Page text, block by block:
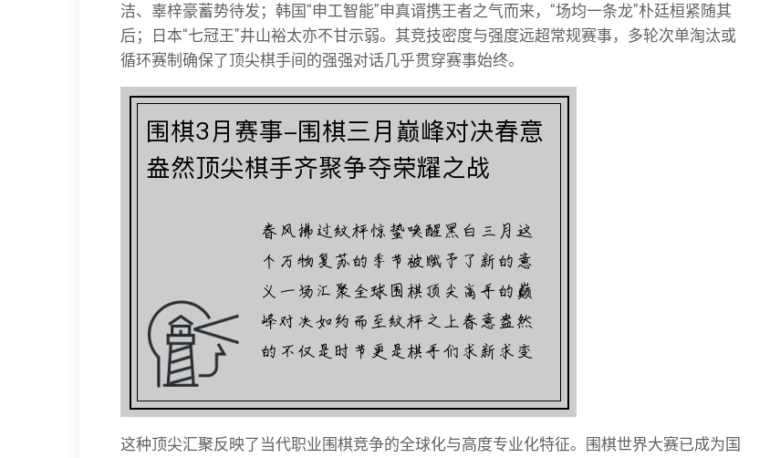
洁、辜梓豪蓄势待发；韩国“申工智能”申真谞携王者之气而来，“场均一条龙”朴廷桓紧随其
后；日本“七冠王”井山裕太亦不甘示弱。其竞技密度与强度远超常规赛事，多轮次单淘汰或
循环赛制确保了顶尖棋手间的强强对话几乎贯穿赛事始终。
这种顶尖汇聚反映了当代职业围棋竞争的全球化与高度专业化特征。围棋世界大赛已成为国